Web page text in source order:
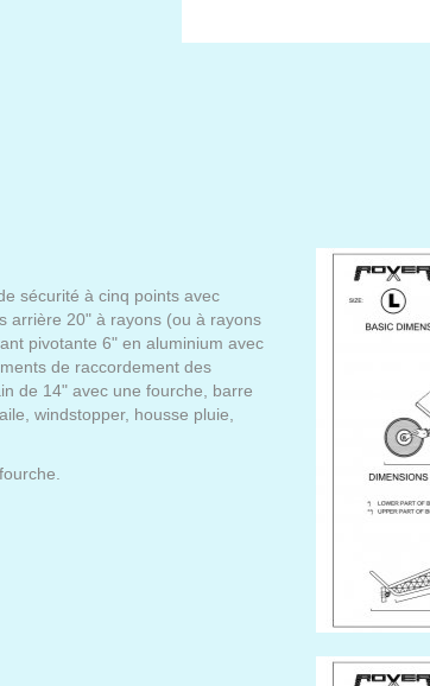
sécurité à cinq points avec
arrière 20" à rayons (ou à rayons
pivotante 6" en aluminium avec
de raccordement des
de 14" avec une fourche, barre
windstopper, housse pluie,